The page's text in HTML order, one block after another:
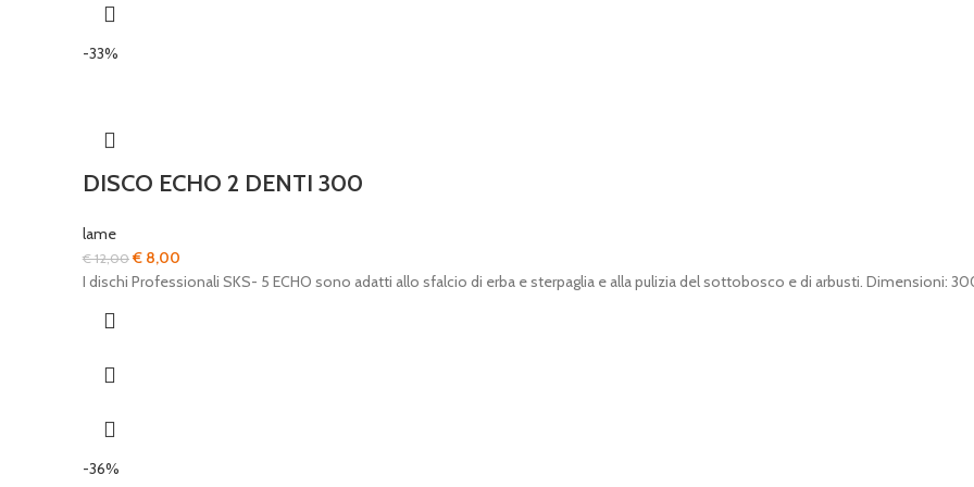
-33%
DISCO ECHO 2 DENTI 300
lame
€12,00Il
prezzo
€ 8,00
prezzo
I dischi Professionali SKS- 5 ECHO sono adatti allo sfalcio di erba e sterpaglia e alla pulizia del sottobosco e di arbusti. Dimensioni:
-36%